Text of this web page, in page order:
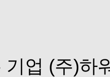
기업 (주)하